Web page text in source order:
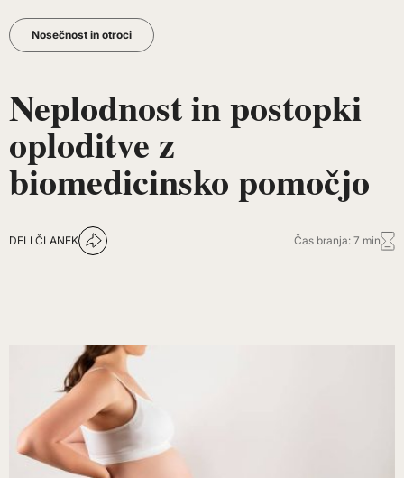
Nosečnost in otroci
Neplodnost in postopki
oploditve z
biomedicinsko pomočjo
DELI ČLANEK Čas branja: 7 min